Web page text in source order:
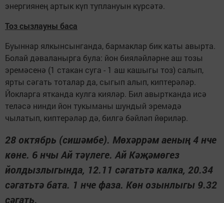
энергиянең артык күп туплануын күрсәтә.
Тоз сызлауны баса
Буыннар ялкынсынганда, бармаклар бик каты авырта.
Болай дәваланырга була: йон бияләйләрне аш тозы
эремәсенә (1 стакан суга - 1 аш кашыгы тоз) салып,
ярты сәгать тоталар да, сыгып алып, киптерәләр.
Йокларга ятканда кулга кияләр. Бил авыртканда исә
теләсә нинди йон тукыманы шундый эремәдә
чылатып, киптерәләр дә, билгә бәйләп йөриләр.
28 октябрь (сишәмбе). Мөхәррәм аеның 4 нче
көне. 6 нчы Ай тәүлеге. Ай Кәҗәмөгез
йолдызлыгында, 12.11 сәгатьтә калка, 20.34
сәгатьтә бата. 1 нче фаза. Көн озынлыгы 9.32
сәгать.